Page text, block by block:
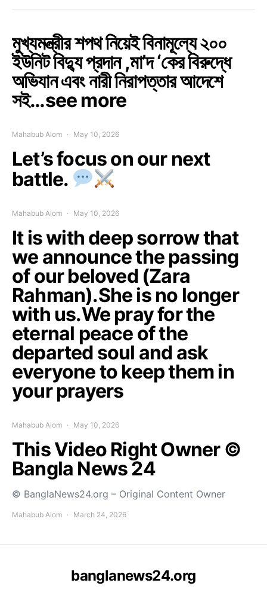
মুখ্যমন্ত্রীর শপথ নিয়েই বিনামূল্যে ২০০
ইউনিট বিদ্যু প্রদান ,মা’দ ‘কের বিরুদ্ধে
অভিযান এবং নারী নিরাপত্তার আদেশে
সই…see more
Mahabub Alom May 10, 2026
Let’s focus on our next
battle.
Mahabub Alom May 10, 2026
It is with deep sorrow that
we announce the passing
of our beloved (Zara
Rahman).She is no longer
with us.We pray for the
eternal peace of the
departed soul and ask
everyone to keep them in
your prayers
Mahabub Alom May 10, 2026
This Video Right Owner ©
Bangla News 24
© BanglaNews24.org – Original Content Owner
Mahabub Alom March 24, 2026
banglanews24.org